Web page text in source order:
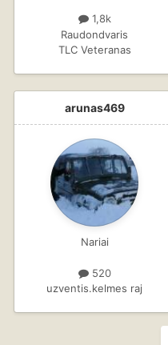
1,8k
Raudondvaris
TLC Veteranas
arunas469
Nariai
520
uzventis.kelmes raj